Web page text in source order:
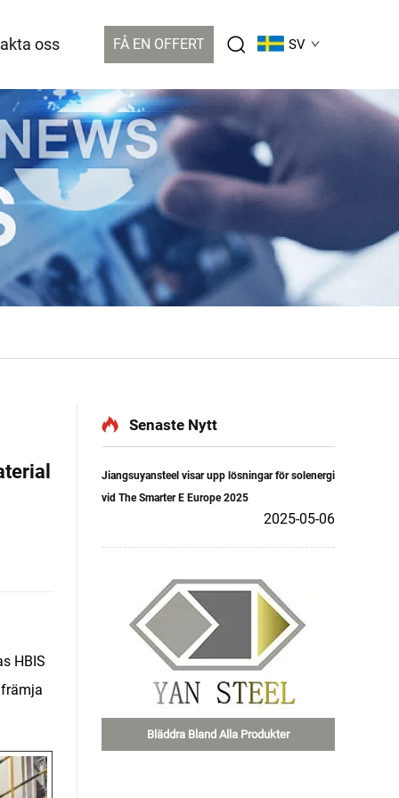
oss FÅ EN OFFERT SV
HBIS
Senaste Nytt
Jiangsuyansteel visar upp lösningar för solenergi
vid The Smarter E Europe 2025
2025-05-06
Bläddra Bland Alla Produkter